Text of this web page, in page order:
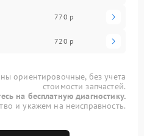
770 р
720 р
ориентировочные, без учета
стоимости запчастей.
на бесплатную диагностику.
и укажем на неисправность.